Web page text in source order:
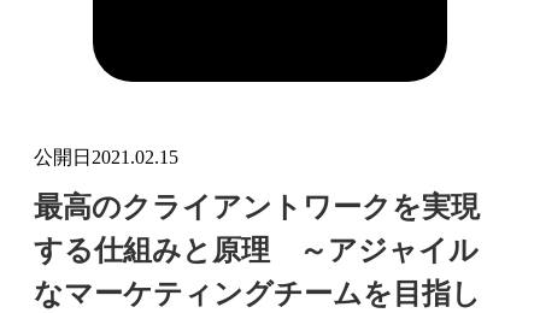
公開日 2021.02.15
最高のクライアントワークを実現
する仕組みと原理 ～アジャイル
なマーケティングチームを目指し